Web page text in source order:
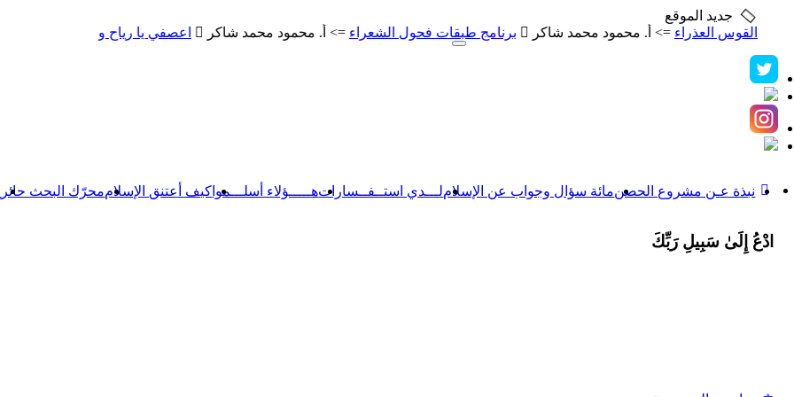
جديد الموقع
اعصفي يا رياح وقصائد أخرى برنامج طبقات فحول الشعراء=> أ. محمود محمد شاكر القوس العذراء=> أ. محمود محمد شاكر
Toggle
نبذة عـن مشروع الحصنمائة سؤال وجواب عن الإسلاملـــدي استــفــساراتهـــــؤلاء أسلـــموا كيف أعتنق الإسلاممحرّك البحث حائر
ادْعُ إِلَىٰ سَبِيلِ رَبِّكَ